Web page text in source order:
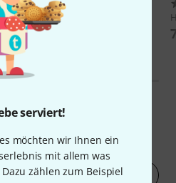
serviert!
möchten wir Ihnen ein
mit allem was
zählen zum Beispiel
the sssnake
3,50 €
Jetzt bewerten